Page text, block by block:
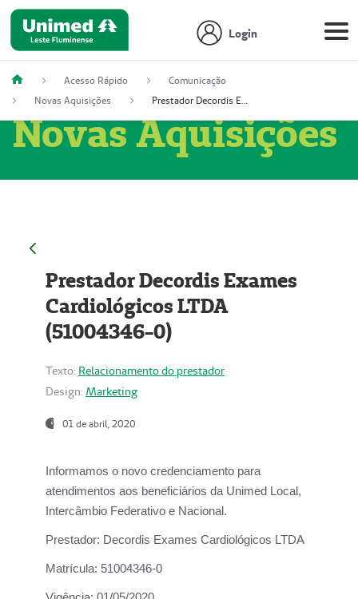
Login
Acesso Rápido
Comunicação
Novas Aquisições
Prestador Decordis Exames Cardiológicos LTDA (51004346-0)
Novas Aquisições
Prestador Decordis Exames
Cardiológicos LTDA
(51004346-0)
Texto: Relacionamento do prestador
Design: Marketing
01 de abril, 2020
Informamos o novo credenciamento para
atendimentos aos beneficiários da Unimed Local,
Intercâmbio Federativo e Nacional.
Prestador: Decordis Exames Cardiológicos LTDA
Matrícula: 51004346-0